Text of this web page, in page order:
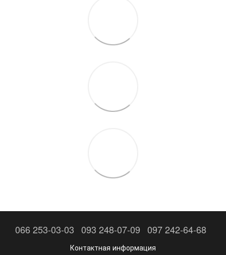
066 253-03-03 093 248-07-09 097 242-64-68
Контактная информация